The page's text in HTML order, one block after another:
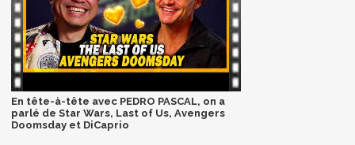
En tête-à-tête avec PEDRO PASCAL, on a
parlé de Star Wars, Last of Us, Avengers
Doomsday et DiCaprio